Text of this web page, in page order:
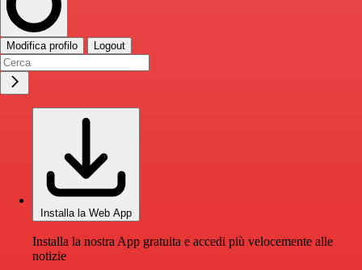
Modifica profilo Logout
Installa la Web App
Installa la nostra App gratuita e accedi più velocemente alle
notizie